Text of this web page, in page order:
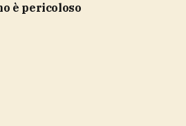
è pericoloso